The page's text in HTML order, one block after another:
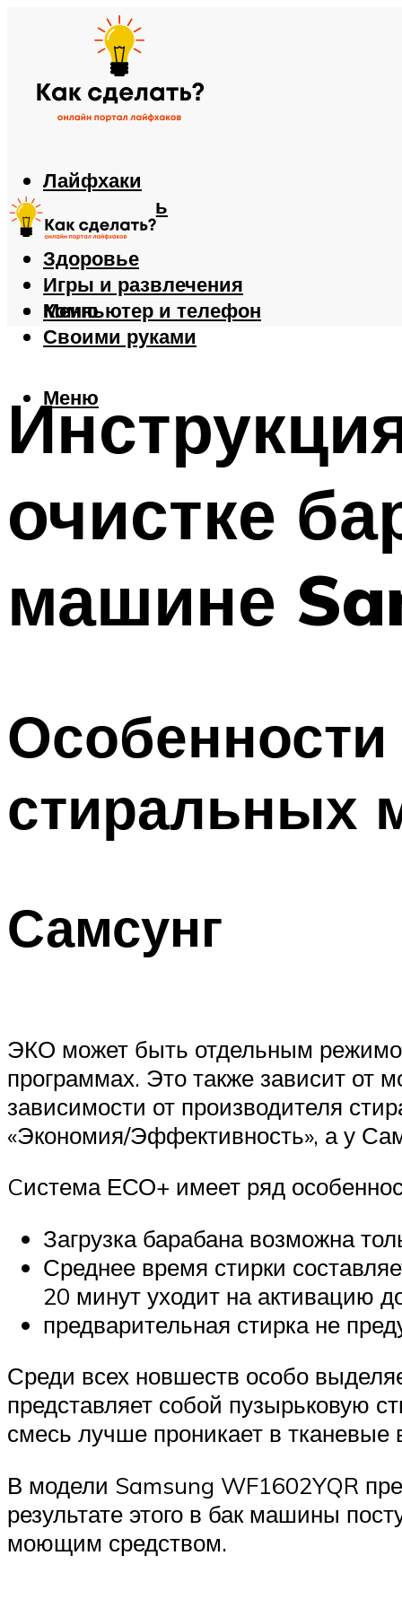
Лайфхаки
Автомобиль
Еда
Здоровье
Игры и развлечения
Компьютер и телефон
Своими руками
Меню
Меню
очистке
машине
стиральных
Самсунг
ЭКО может быть отдельным
программах. Это также зависит от
зависимости от производителя
«Экономия/Эффективность», а у
Cистема ЕСО+ имеет ряд
Загрузка барабана возможна
Среднее время стирки
20 минут уходит на активацию
предварительная стирка не
Среди всех новшеств особо
представляет собой пузырьковую
смесь лучше проникает в тканевые
В модели Samsung WF1602YQR
результате этого в бак машины
моющим средством.